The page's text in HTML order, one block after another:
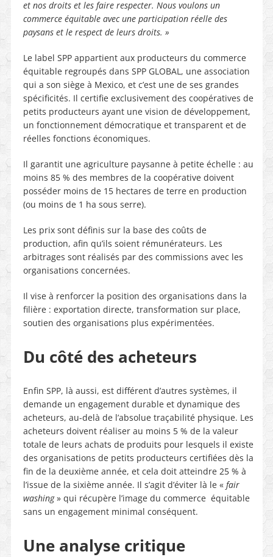
et nos droits et les faire respecter. Nous voulons un
commerce équitable avec une participation réelle des
paysans et le respect de leurs droits. »
Le label SPP appartient aux producteurs du commerce
équitable regroupés dans SPP GLOBAL, une association
qui a son siège à Mexico, et c’est une de ses grandes
spécificités. Il certifie exclusivement des coopératives de
petits producteurs ayant une vision de développement,
un fonctionnement démocratique et transparent et de
réelles fonctions économiques.
Il garantit une agriculture paysanne à petite échelle : au
moins 85 % des membres de la coopérative doivent
posséder moins de 15 hectares de terre en production
(ou moins de 1 ha sous serre).
Les prix sont définis sur la base des coûts de
production, afin qu’ils soient rémunérateurs. Les
arbitrages sont réalisés par des commissions avec les
organisations concernées.
Il vise à renforcer la position des organisations dans la
filière : exportation directe, transformation sur place,
soutien des organisations plus expérimentées.
Du côté des acheteurs
Enfin SPP, là aussi, est différent d’autres systèmes, il
demande un engagement durable et dynamique des
acheteurs, au-delà de l’absolue traçabilité physique. Les
acheteurs doivent réaliser au moins 5 % de la valeur
totale de leurs achats de produits pour lesquels il existe
des organisations de petits producteurs certifiées dès la
fin de la deuxième année, et cela doit atteindre 25 % à
l’issue de la sixième année. Il s’agit d’éviter là le « fair
washing» qui récupère l’image du commerce équitable
sans un engagement minimal conséquent.
Une analyse critique